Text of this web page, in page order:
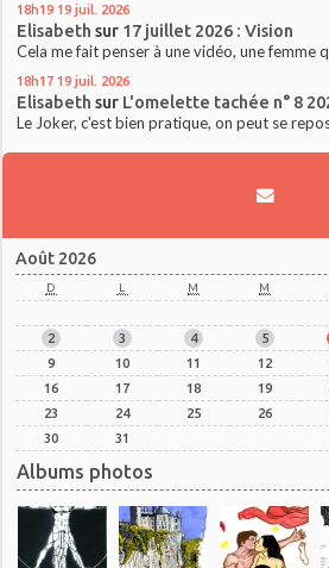
18h19 19 juil. 2026
Elisabeth sur 17 juillet 2026 : Vision
Cela me fait penser à une vidéo, une femme
18h17 19 juil. 2026
Elisabeth sur L'omelette tachée n° 8
Le Joker, c'est bien pratique, on peut se
Août 2026
D L M M
2
3 4 5
9
10 11 12
16
17 18 19
23
24 25 26
30
31
Albums photos